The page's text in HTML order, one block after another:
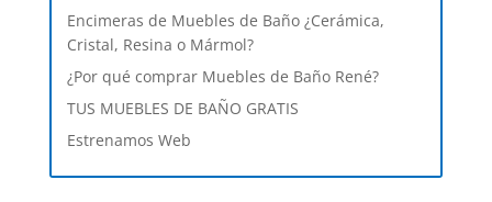
Encimeras de Muebles de Baño ¿Cerámica,
Cristal, Resina o Mármol?
¿Por qué comprar Muebles de Baño René?
TUS MUEBLES DE BAÑO GRATIS
Estrenamos Web